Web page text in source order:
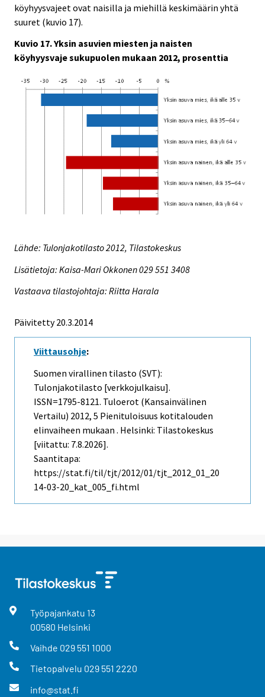
köyhyysvajeet ovat naisilla ja miehillä keskimäärin yhtä
suuret (kuvio 17).
Kuvio 17. Yksin asuvien miesten ja naisten
köyhyysvaje sukupuolen mukaan 2012, prosenttia
Lähde: Tulonjakotilasto 2012, Tilastokeskus
Lisätietoja: Kaisa-Mari Okkonen 029 551 3408
Vastaava tilastojohtaja: Riitta Harala
Päivitetty 20.3.2014
Viittausohje:
Suomen virallinen tilasto (SVT):
Tulonjakotilasto [verkkojulkaisu].
ISSN=1795-8121. Tuloerot (kansainvälinen
Vertailu) 2012, 5 Pienituloisuus kotitalouden
elinvaiheen mukaan . Helsinki: Tilastokeskus
[viitattu: 7.8.2026].
Saantitapa:
https://stat.fi/til/tjt/2012/01/tjt_2012_01_20
14-03-20_kat_005_fi.html
Työpajankatu 13
00580 Helsinki
Vaihde 029 551 1000
Tietopalvelu 029 551 2220
info@stat.fi